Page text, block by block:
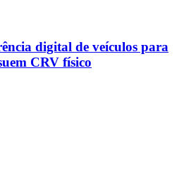
digital de veículos para
CRV físico